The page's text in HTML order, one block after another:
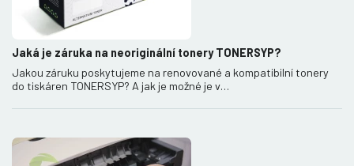
Jaká je záruka na neoriginální tonery TONERSYP?
Jakou záruku poskytujeme na renovované a kompatibilní tonery
do tiskáren TONERSYP? A jak je možné je v…